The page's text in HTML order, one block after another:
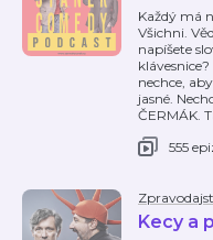
Každý má
Všichni.
napíšete
nechce,
jasné.
ČERMÁK.
555
Kecy a